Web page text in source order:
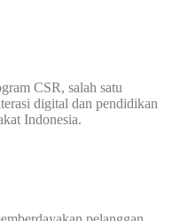
CSR, salah satu
digital dan pendidikan
Indonesia.